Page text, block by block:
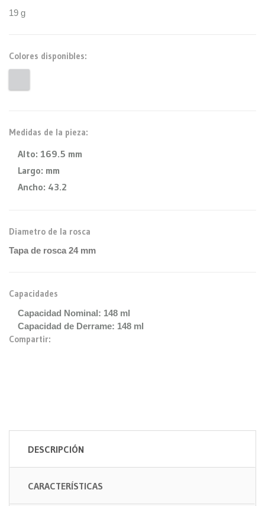
19 g
Colores disponibles:
Medidas de la pieza:
Alto: 169.5 mm
Largo: mm
Ancho: 43.2
Diametro de la rosca
Tapa de rosca 24 mm
Capacidades
Capacidad Nominal: 148 ml
Capacidad de Derrame: 148 ml
Compartir:
DESCRIPCIÓN
CARACTERÍSTICAS